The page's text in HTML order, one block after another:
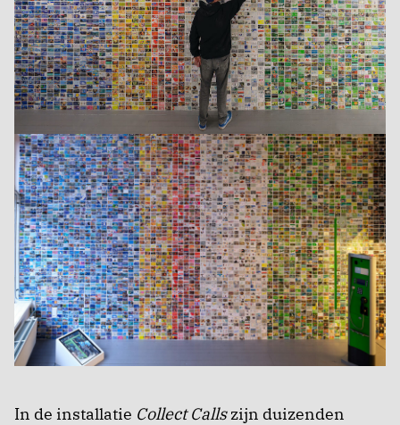
In de installatie Collect Callszijn duizenden